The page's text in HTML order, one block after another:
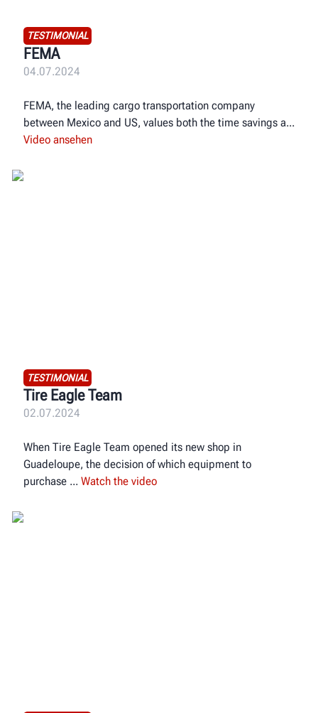
TESTIMONIAL
FEMA
04.07.2024
FEMA, the leading cargo transportation company
between Mexico and US, values both the time savings a
Video ansehen
TESTIMONIAL
Tire Eagle Team
02.07.2024
When Tire Eagle Team opened its new shop in
Guadeloupe, the decision of which equipment to
purchase
Watch the video